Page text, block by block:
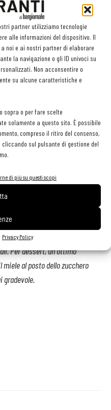
partner utilizziamo tecnologie
alle informazioni del dispositivo. Il
noi e ai nostri partner di elaborare
la navigazione o gli ID univoci su
Non acconsentire o
su alcune caratteristiche e
sopra o per fare scelte
solamente a questo sito. È possibile
compreso il ritiro del consenso,
sul pulsante di gestione del
di più su questi scopi
Privacy Policy
dei carboidrati. Per
d’oliva o tuttalpiù
o ridurre al massimo i grassi
immaginare un dessert
a parità di quantità, abbiamo
del 30 per cento delle
il succo d’agave o il fruttosio
secondo lei potrebbero
realizzate senza
zucca, cacao amaro e
come salvavita; in
su un letto di crema al
positivo per la salute, ricco di
Per dessert, un ottimo
al posto dello zucchero
gradevole.